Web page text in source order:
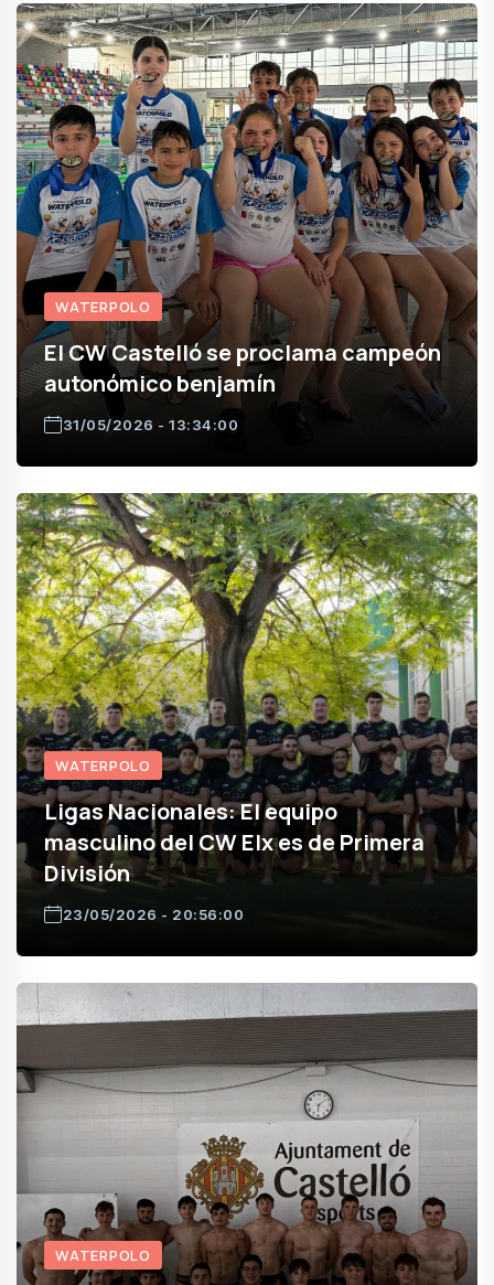
WATERPOLO
El CW Castelló se proclama campeón
autonómico benjamín
31/05/2026 - 13:34:00
WATERPOLO
Ligas Nacionales: El equipo
masculino del CW Elx es de Primera
División
23/05/2026 - 20:56:00
WATERPOLO